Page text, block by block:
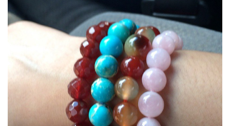
HOROGUIDE บทความน่าอ่าน
หินนำโชค หินมงคล การเลือกซื้อ และการ
ดูแลรักษา